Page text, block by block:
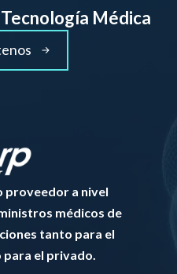
Tecnología Médica
proveedor a nivel
médicos de
tanto para el
el privado.